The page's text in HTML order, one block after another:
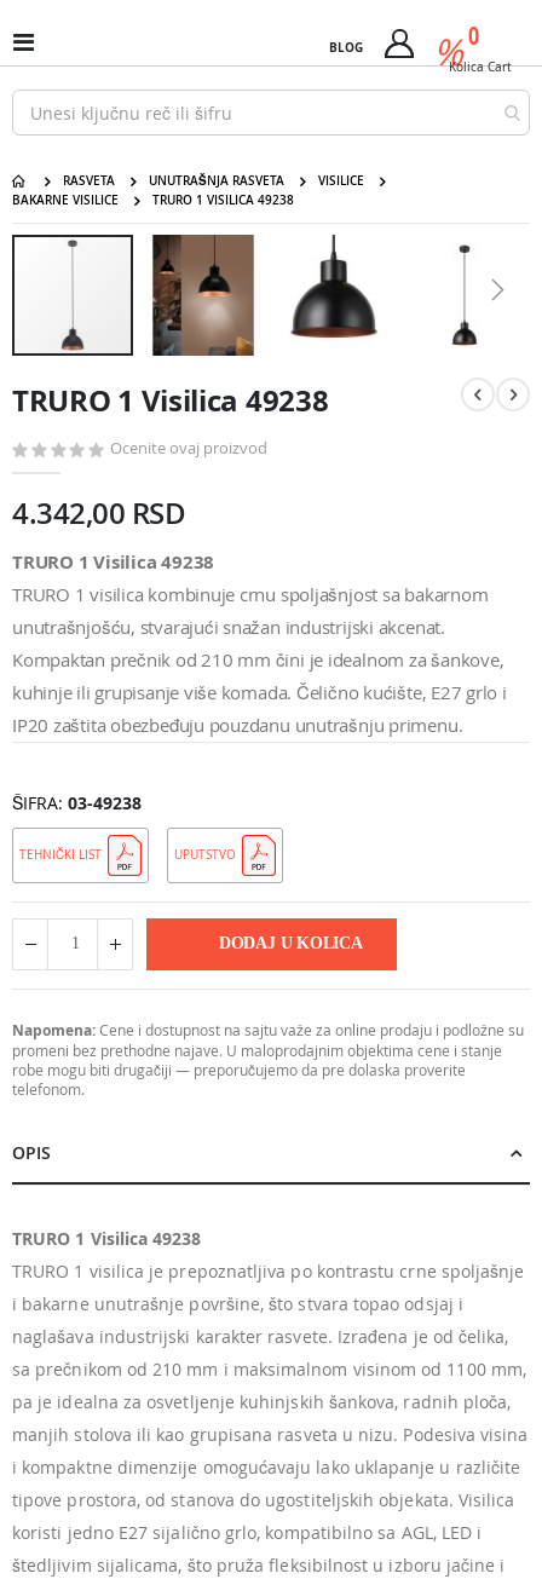
na
sadržaj
Uključi
/
isključi
Nav
BLOG %
Cart 0
Kolica Cart
RASVETA UNUTRAŠNJA RASVETA
VISILICE
BAKARNE VISILICE
TRURO 1 VISILICA 49238
TRURO 1 Visilica 49238
početak
galerije
TRURO 1 Visilica 49238
Ocenite ovaj proizvod
4.342,00 RSD
TRURO 1 Visilica 49238
TRURO 1 visilica kombinuje crnu spoljašnjost sa bakarnom
unutrašnjošću, stvarajući snažan industrijski akcenat.
Kompaktan prečnik od 210 mm čini je idealnom za šankove,
kuhinje ili grupisanje više komada. Čelično kućište, E27 grlo i
IP20 zaštita obezbeđuju pouzdanu unutrašnju primenu.
ŠIFRA 03-49238
TEHNIČKI LIST UPUTSTVO
DODAJ U KOLICA
Napomena:Cene i dostupnost na sajtu važe za online prodaju i podložne su
promeni bez prethodne najave. U maloprodajnim objektima cene i stanje
robe mogu biti drugačiji — preporučujemo da pre dolaska proverite
telefonom.
OPIS
TRURO 1 Visilica 49238
TRURO 1 visilica je prepoznatljiva po kontrastu crne spoljašnje
i bakarne unutrašnje površine, što stvara topao odsjaj i
naglašava industrijski karakter rasvete. Izrađena je od čelika,
sa prečnikom od 210 mm i maksimalnom visinom od 1100 mm,
pa je idealna za osvetljenje kuhinjskih šankova, radnih ploča,
manjih stolova ili kao grupisana rasveta u nizu. Podesiva visina
i kompaktne dimenzije omogućavaju lako uklapanje u različite
tipove prostora, od stanova do ugostiteljskih objekata. Visilica
koristi jedno E27 sijalično grlo, kompatibilno sa AGL, LED i
štedljivim sijalicama, što pruža fleksibilnost u izboru jačine i